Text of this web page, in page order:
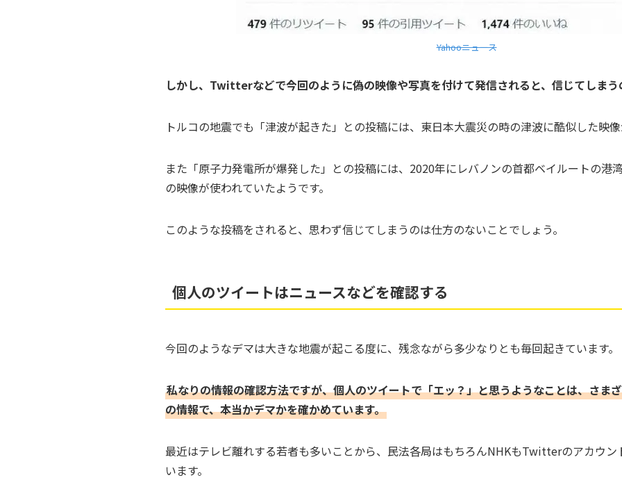
Yahooニュース
しかし、Twitterなどで今回のように偽の映像や写真を付けて発信されると、信じてしま
トルコの地震でも「津波が起きた」との投稿には、東日本大震災の時の津波に酷似した映
また「原子力発電所が爆発した」との投稿には、2020年にレバノンの首都ベイルートの港
の映像が使われていたようです。
このような投稿をされると、思わず信じてしまうのは仕方のないことでしょう。
個人のツイートはニュースなどを確認する
今回のようなデマは大きな地震が起こる度に、残念ながら多少なりとも毎回起きています。
私なりの情報の確認方法ですが、個人のツイートで「エッ？」と思うようなことは、さま
の情報で、本当かデマかを確かめています。
最近はテレビ離れする若者も多いことから、民法各局はもちろんNHKもTwitterのアカウン
います。